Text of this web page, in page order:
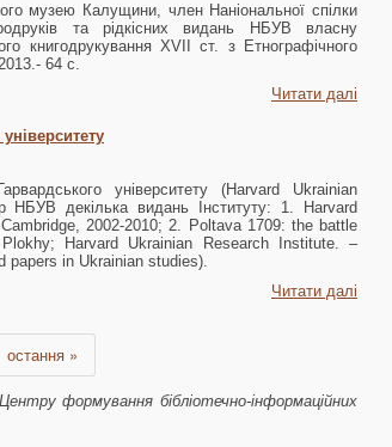
музею Калущини, член Наніональної спілки
та рідкісних видань НБУВ власну
книгодрукування XVII ст. з Етнографічного
64 с.
Читати далі
університету (Harvard Ukrainian
декілька видань Інституту: 1. Harvard
2002-2010; 2. Poltava 1709: the battle
Harvard Ukrainian Research Institute. –
papers in Ukrainian studies).
Читати далі
остання »
формування бібліотечно-інформаційних